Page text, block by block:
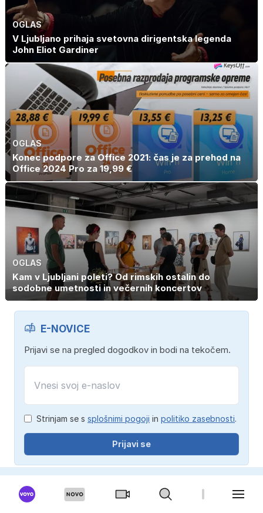
OGLAS
V Ljubljano prihaja svetovna dirigentska legenda
John Eliot Gardiner
OGLAS
Konec podpore za Office 2021: čas je za prehod na
Office 2024 Pro za 19,99 €
OGLAS
Kam v Ljubljani poleti? Od rimskih ostalin do
sodobne umetnosti in večernih koncertov
E-NOVICE
Prijavi se na pregled dogodkov in bodi na tekočem.
Strinjam se s splošnimi pogoji in politiko zasebnosti.
Prijavi se